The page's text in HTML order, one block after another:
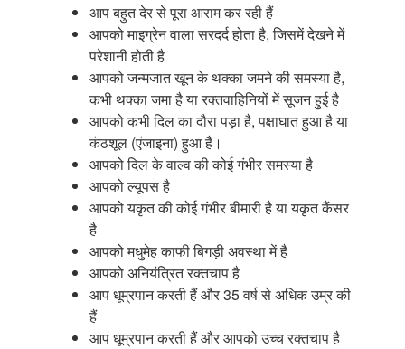
आप बहुत देर से पूरा आराम कर रही हैं
आपको माइग्रेन वाला सरदर्द होता है, जिसमें देखने में
परेशानी होती है
आपको जन्मजात खून के थक्का जमने की समस्या है,
कभी थक्का जमा है या रक्तवाहिनियों में सूजन हुई है
आपको कभी दिल का दौरा पड़ा है, पक्षाघात हुआ है या
कंठशूल (एंजाइना) हुआ है।
आपको दिल के वाल्व की कोई गंभीर समस्या है
आपको ल्यूपस है
आपको यकृत की कोई गंभीर बीमारी है या यकृत कैंसर
है
आपको मधुमेह काफी बिगड़ी अवस्था में है
आपको अनियंत्रित रक्तचाप है
आप धूम्रपान करती हैं और 35 वर्ष से अधिक उम्र की
हैं
आप धूम्रपान करती हैं और आपको उच्च रक्तचाप है